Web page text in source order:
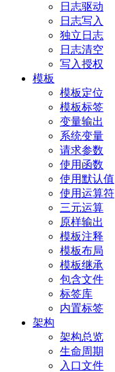
日志驱动
日志写入
独立日志
日志清空
写入授权
模板
模板定位
模板标签
变量输出
系统变量
请求参数
使用函数
使用默认值
使用运算符
三元运算
原样输出
模板注释
模板布局
模板继承
包含文件
标签库
内置标签
架构
架构总览
生命周期
入口文件